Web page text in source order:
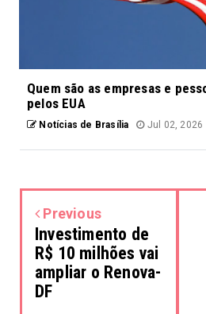
Quem são as empresas e
pelos EUA
Notícias de Brasília Jul 02, 2026
Previous
Investimento de
R$ 10 milhões vai
ampliar o Renova-
DF